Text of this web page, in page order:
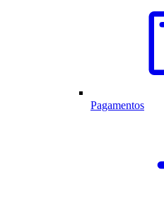
Pagamentos